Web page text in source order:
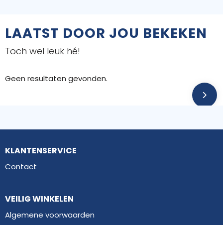
LAATST DOOR JOU BEKEKEN
Toch wel leuk hé!
Geen resultaten gevonden.
KLANTENSERVICE
Contact
VEILIG WINKELEN
Algemene voorwaarden